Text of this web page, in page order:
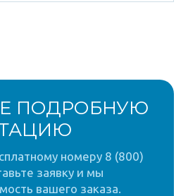
ПОДРОБНУЮ
номеру 8 (800)
заявку и мы
вашего заказа.